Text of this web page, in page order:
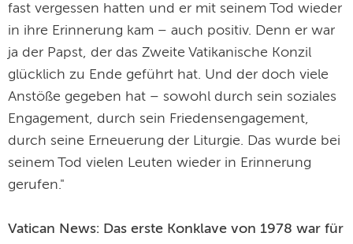
fast vergessen hatten und er mit seinem Tod wieder
in ihre Erinnerung kam – auch positiv. Denn er war
ja der Papst, der das Zweite Vatikanische Konzil
glücklich zu Ende geführt hat. Und der doch viele
Anstöße gegeben hat – sowohl durch sein soziales
Engagement, durch sein Friedensengagement,
durch seine Erneuerung der Liturgie. Das wurde bei
seinem Tod vielen Leuten wieder in Erinnerung
gerufen."
Vatican News: Das erste Konklave von 1978 war für